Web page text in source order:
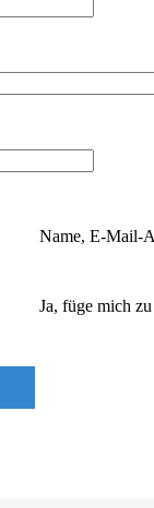
Name, E-Mail-
Ja, füge mich